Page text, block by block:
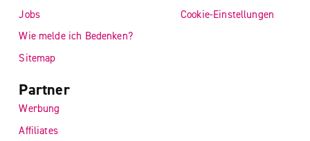
Jobs
Wie melde ich Bedenken?
Sitemap
Cookie-Einstellungen
Partner
Werbung
Affiliates